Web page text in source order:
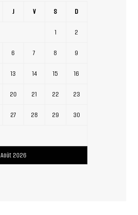
Août 2026
J V S D
1 2
6 7 8 9
13 14 15 16
20 21 22 23
27 28 29 30